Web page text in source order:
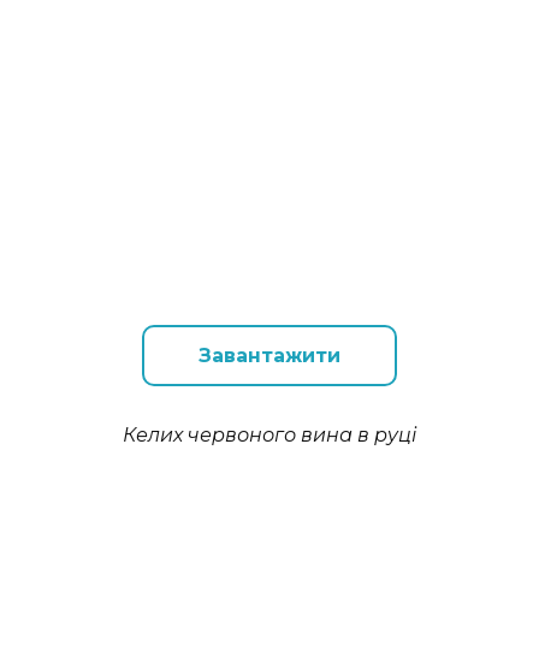
Завантажити
Келих червоного вина в руці